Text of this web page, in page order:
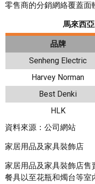
零售商的分銷網絡覆蓋面
馬來西
品牌
Senheng Electric
Harvey Norman
Best Denki
HLK
資料來源：公司網站
家居用品及家具裝飾店
家居用品及家具裝飾店售
餐具以至花瓶和燭台等室